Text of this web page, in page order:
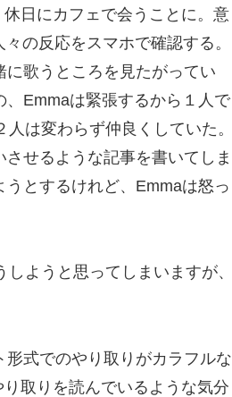
日にカフェで会うことに。意
の反応をスマホで確認する。
歌うところを見たがってい
Emmaは緊張するから１人で
は変わらず仲良くしていた。
せるような記事を書いてしま
とするけれど、Emmaは怒っ
ようと思ってしまいますが、
式でのやり取りがカラフルな
取りを読んでいるような気分